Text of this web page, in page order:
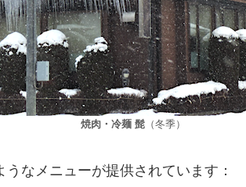
焼肉・冷麺 髭 （冬季）
なメニューが提供されています：